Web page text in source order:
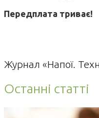
Передплата триває!
Журнал «Напої.
Останні статті